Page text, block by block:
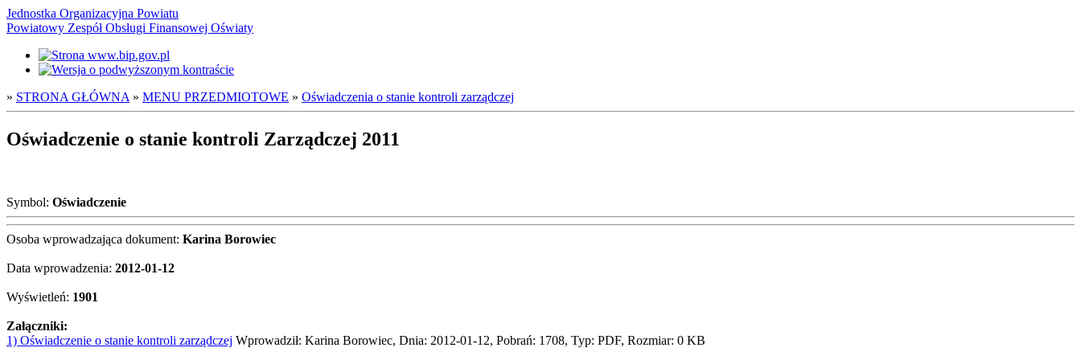
Jednostka Organizacyjna Powiatu
Powiatowy Zespół Obsługi Finansowej Oświaty
» STRONA GŁÓWNA » MENU PRZEDMIOTOWE » Oświadczenia o stanie kontroli zarządczej
Oświadczenie o stanie kontroli Zarządczej 2011
Symbol: Oświadczenie
Osoba wprowadzająca dokument: Karina Borowiec
Data wprowadzenia: 2012-01-12
Wyświetleń: 1901
Załączniki:
1) Oświadczenie o stanie kontroli zarządczej Wprowadził: Karina Borowiec, Dnia: 2012-01-12, Pobrań: 1708, Typ: PDF, Rozmiar: 0 KB